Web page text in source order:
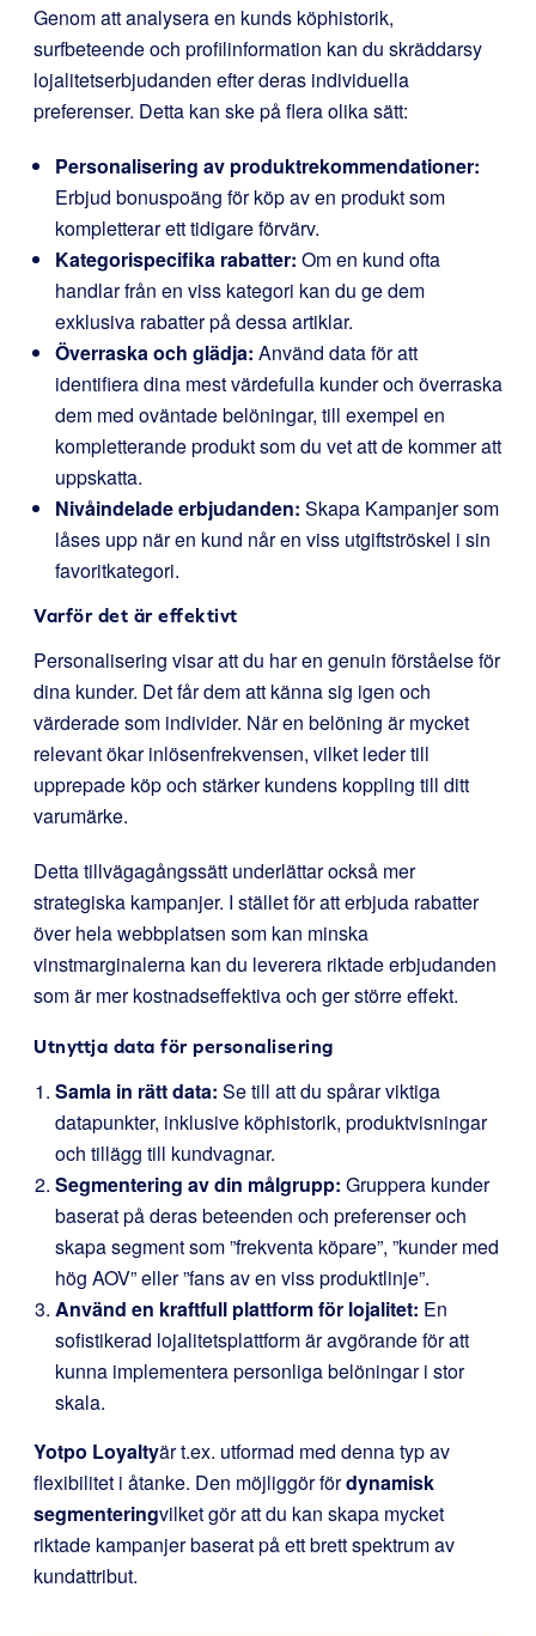
Genom att analysera en kunds köphistorik,
surfbeteende och profilinformation kan du skräddarsy
lojalitetserbjudanden efter deras individuella
preferenser. Detta kan ske på flera olika sätt:
Personalisering av produktrekommendationer:
Erbjud bonuspoäng för köp av en produkt som
kompletterar ett tidigare förvärv.
Kategorispecifika rabatter: Om en kund ofta
handlar från en viss kategori kan du ge dem
exklusiva rabatter på dessa artiklar.
Överraska och glädja: Använd data för att
identifiera dina mest värdefulla kunder och överraska
dem med oväntade belöningar, till exempel en
kompletterande produkt som du vet att de kommer att
uppskatta.
Nivåindelade erbjudanden: Skapa Kampanjer som
låses upp när en kund når en viss utgiftströskel i sin
favoritkategori.
Varför det är effektivt
Personalisering visar att du har en genuin förståelse för
dina kunder. Det får dem att känna sig igen och
värderade som individer. När en belöning är mycket
relevant ökar inlösenfrekvensen, vilket leder till
upprepade köp och stärker kundens koppling till ditt
varumärke.
Detta tillvägagångssätt underlättar också mer
strategiska kampanjer. I stället för att erbjuda rabatter
över hela webbplatsen som kan minska
vinstmarginalerna kan du leverera riktade erbjudanden
som är mer kostnadseffektiva och ger större effekt.
Utnyttja data för personalisering
Samla in rätt data: Se till att du spårar viktiga
datapunkter, inklusive köphistorik, produktvisningar
och tillägg till kundvagnar.
Segmentering av din målgrupp: Gruppera kunder
baserat på deras beteenden och preferenser och
skapa segment som ”frekventa köpare”, ”kunder med
hög AOV” eller ”fans av en viss produktlinje”.
Använd en kraftfull plattform för lojalitet: En
sofistikerad lojalitetsplattform är avgörande för att
kunna implementera personliga belöningar i stor
skala.
Yotpo Loyaltyär t.ex. utformad med denna typ av
flexibilitet i åtanke. Den möjliggör fördynamisk
segmenteringvilket gör att du kan skapa mycket
riktade kampanjer baserat på ett brett spektrum av
kundattribut.